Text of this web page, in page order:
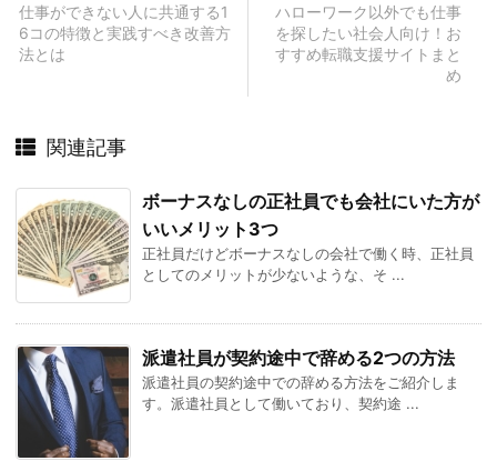
ハローワーク以外でも仕事
を探したい社会人向け！お
すすめ転職支援サイトまと
め
仕事ができない人に共通する1
6コの特徴と実践すべき改善方
法とは
関連記事
ボーナスなしの正社員でも会社にいた方が
いいメリット3つ
正社員だけどボーナスなしの会社で働く時、正社員
としてのメリットが少ないような、そ ...
派遣社員が契約途中で辞める2つの方法
派遣社員の契約途中での辞める方法をご紹介しま
す。派遣社員として働いており、契約途 ...